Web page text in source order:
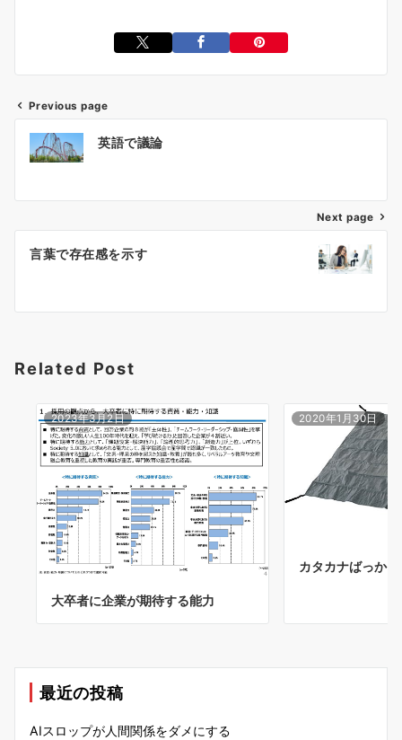
ン
Previous page
英語で議論
Next page
言葉で存在感を示す
Related Post
2023年3月2日
大卒者に企業が期待する能力
2020年1月30日
カタカナばっかり
最近の投稿
AIスロップが人間関係をダメにする